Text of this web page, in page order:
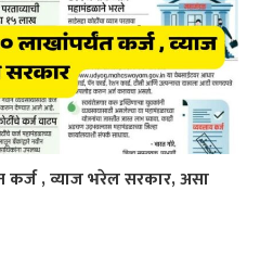
कर्ज , व्याज भरेल सरकार, असा